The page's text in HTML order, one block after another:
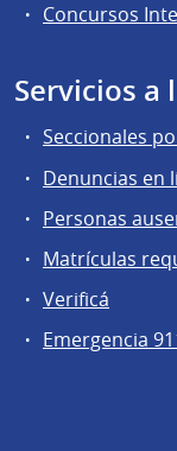
Concursos
Servicios a
Seccionales
Denuncias en
Personas
Matrículas
Verificá
Emergencia